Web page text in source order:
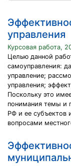
управления
Курсовая работа,
Целью данной
самоуправления:
управление;
управления;
Поскольку это
понимания темы и
РФ и ее субъектов
вопросами